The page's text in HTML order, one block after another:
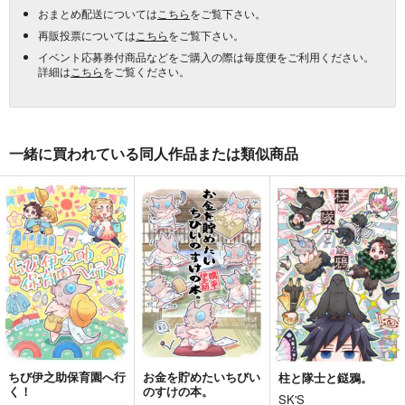
おまとめ配送については こちらをご覧下さい。
再販投票については こちらをご覧下さい。
イベント応募券付商品などをご購入の際は毎度便をご利用ください。
詳細は こちらをご覧ください。
一緒に買われている同人作品または類似商品
ちび伊之助保育園へ行
く！
お金を貯めたいちびい
のすけの本。
柱と隊士と鎹鴉。
SK'S